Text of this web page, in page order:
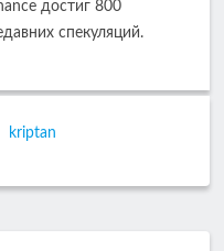
достиг 800
спекуляций.
kriptan